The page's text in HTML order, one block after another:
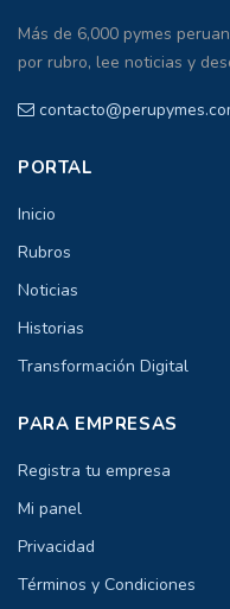
Más de 6,000 pymes
por rubro, lee noticias y
PORTAL
Inicio
Rubros
Noticias
Historias
Transformación Digital
PARA EMPRESAS
Registra tu empresa
Mi panel
Privacidad
Términos y Condiciones